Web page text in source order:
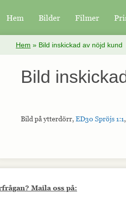
Hem Bilder Filmer
Hem » Bild inskickad av nöjd kund
Bild
Bild på ytterdörr, ED30 Spröjs 1:1
Maila oss på: